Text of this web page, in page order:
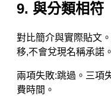
9. 與分類相符
對比簡介與實際貼文
移,不會兌現名稱承諾。
兩項失敗:跳過。三項
費時間。